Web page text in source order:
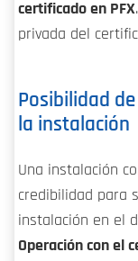
certificado en PFX
privada del
Posibilidad
la instalación
Una instalación
credibilidad para
instalación en el
Operación con el